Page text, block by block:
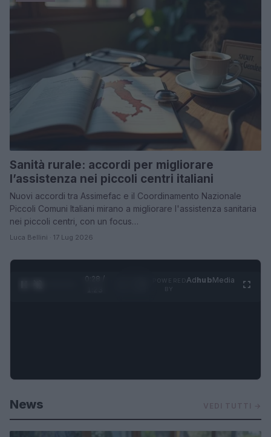
Sanità rurale: accordi per migliorare
l’assistenza nei piccoli centri italiani
Nuovi accordi tra Assimefac e il Coordinamento Nazionale
Piccoli Comuni Italiani mirano a migliorare l'assistenza sanitaria
nei piccoli centri, con un focus…
Luca Bellini · 17 Lug 2026
0:29 /
AdhubMedia
News